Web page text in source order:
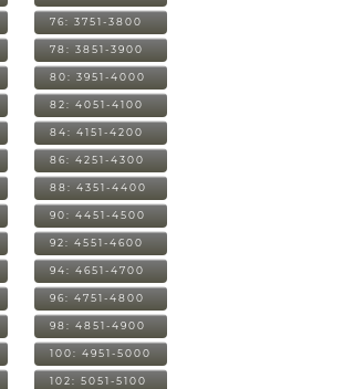
76: 3751-3800
78: 3851-3900
80: 3951-4000
82: 4051-4100
84: 4151-4200
86: 4251-4300
88: 4351-4400
90: 4451-4500
92: 4551-4600
94: 4651-4700
96: 4751-4800
98: 4851-4900
100: 4951-5000
102: 5051-5100